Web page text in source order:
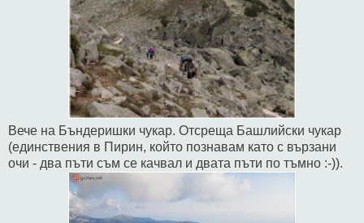
Вече на Бъндеришки чукар. Отсреща Башлийски чукар
(единствения в Пирин, който познавам като с вързани
очи - два пъти съм се качвал и двата пъти по тъмно :-)).